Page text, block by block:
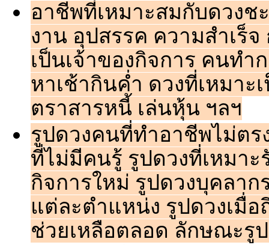
อาชีพที่เหมาะสมกับดวง
งาน อุปสรรค ความสำเร็จ
เป็นเจ้าของกิจการ คนทำ
หาเช้ากินค่ำ ดวงที่เหมา
ตราสารหนี้ เล่นหุ้น ฯลฯ
รูปดวงคนที่ทำอาชีพไม่ต
ที่ไม่มีคนรู้ รูปดวงที่เหมา
กิจการใหม่ รูปดวงบุคลาก
แต่ละตำแหน่ง รูปดวงเมื่
ช่วยเหลือตลอด ลักษณะรู